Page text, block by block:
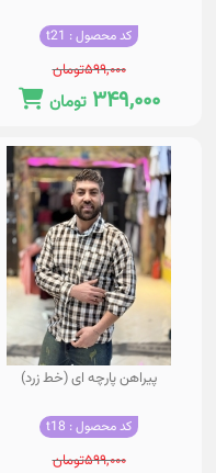
کد محصول : t21
۵۹۹,۰۰۰تومان
۳۴۹,۰۰۰ تومان
پیراهن پارچه ای (خط زرد)
کد محصول : t18
۵۹۹,۰۰۰تومان